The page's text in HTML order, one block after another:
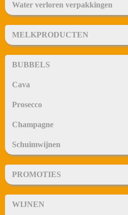
Water verloren verpakkingen
MELKPRODUCTEN
BUBBELS
Cava
Prosecco
Champagne
Schuimwijnen
PROMOTIES
WIJNEN